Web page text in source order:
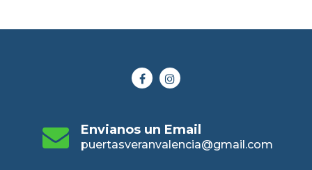
Envianos un Email
puertasveranvalencia@gmail.com